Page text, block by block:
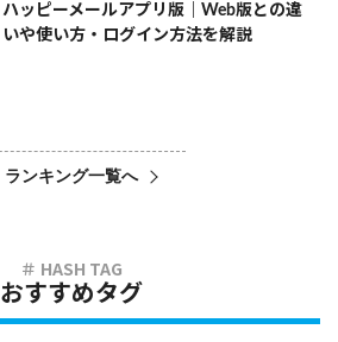
ハッピーメールアプリ版｜Web版との違
いや使い方・ログイン方法を解説
ランキング一覧へ
おすすめタグ